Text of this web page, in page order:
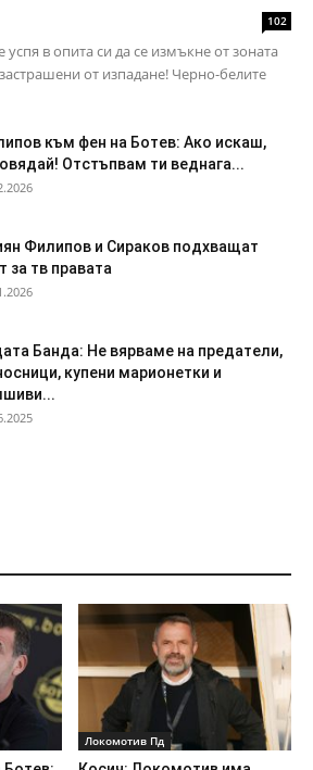
102
в опита си да се измъкне от зоната
от изпадане! Черно-белите
към фен на Ботев: Ако искаш,
Отстъпвам ти веднага...
Филипов и Сираков подхващат
за тв правата
Банда: Не вярваме на предатели,
купени марионетки и
Локомотив Пд